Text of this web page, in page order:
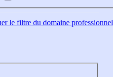
le filtre du domaine professionnel